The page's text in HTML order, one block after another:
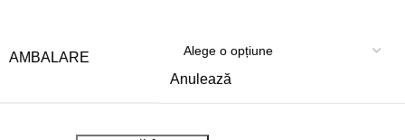
AMBALARE
Anulează